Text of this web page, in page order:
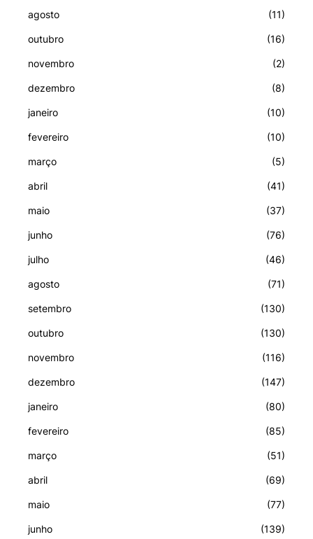
agosto (11)
outubro (16)
novembro (2)
dezembro (8)
janeiro (10)
fevereiro (10)
março (5)
abril (41)
maio (37)
junho (76)
julho (46)
agosto (71)
setembro (130)
outubro (130)
novembro (116)
dezembro (147)
janeiro (80)
fevereiro (85)
março (51)
abril (69)
maio (77)
junho (139)